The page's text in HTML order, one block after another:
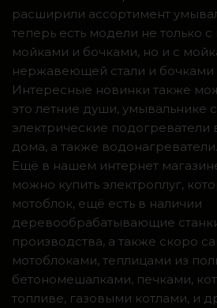
расширили ассортимент
теперь есть модели не только
мойками и бочками, но и с
нержавеющей стали и бочками
Интересные новинки также
это летние души, умывальнике
электрические подогреватели
дома, а также водонагреватели.
Ещё в нашем интернет
можно купить электроплуг,
мотоблок, ещё есть в наличии
деревообрабатывающие
производства, а также скоро
мотоблоками, теплицами из
бетономешалками, печками,
топливе, газовыми котлами, и